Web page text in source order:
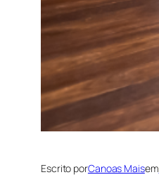
Escrito porCanoas Maisem